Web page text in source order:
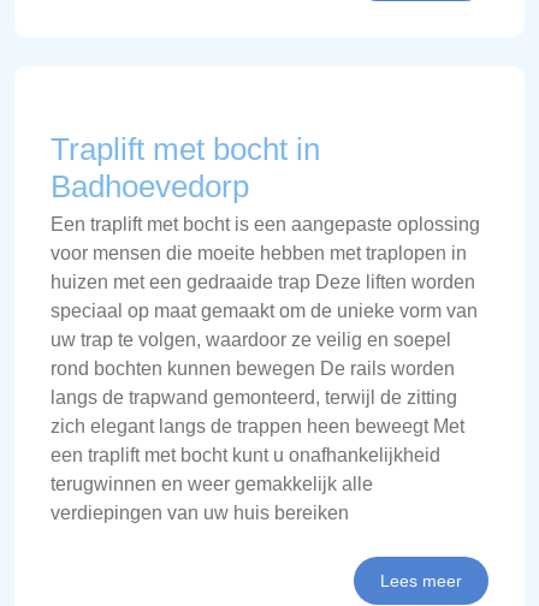
Traplift met bocht in
Badhoevedorp
Een traplift met bocht is een aangepaste oplossing
voor mensen die moeite hebben met traplopen in
huizen met een gedraaide trap Deze liften worden
speciaal op maat gemaakt om de unieke vorm van
uw trap te volgen, waardoor ze veilig en soepel
rond bochten kunnen bewegen De rails worden
langs de trapwand gemonteerd, terwijl de zitting
zich elegant langs de trappen heen beweegt Met
een traplift met bocht kunt u onafhankelijkheid
terugwinnen en weer gemakkelijk alle
verdiepingen van uw huis bereiken
Lees meer